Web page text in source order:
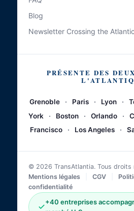
Blog
Newsletter Crossing the Atlantic
PRÉSENTE DES
Grenoble · Paris · Lyon ·
York
· Boston · Orlando ·
Francisco
· Los Angeles ·
© 2026 TransAtlantia. Tous droits
Mentions légales
CGV
confidentialité
+40 entreprises